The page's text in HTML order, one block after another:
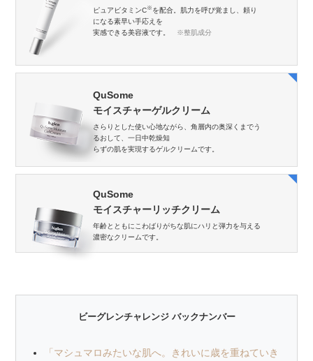
ピュアビタミンC※ を配合。肌力を呼び覚まし、頼り
になる素早い手応えを
実感できる美容液です。
※整肌成分
QuSome
モイスチャーゲルクリーム
さらりとした使い心地ながら、角層内の奥深くまでう
るおして、一日中乾燥知
らずの肌を実現するゲルクリームです。
QuSome
モイスチャーリッチクリーム
年齢とともにこわばりがちな肌にハリと弾力を与える
濃密なクリームです。
ビーグレンチャレンジ バックナンバー
「マシュマロみたいな肌へ。きれいに歳を重ねていき